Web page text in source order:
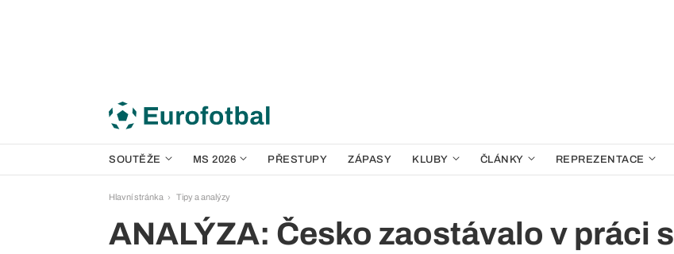
SOUTĚŽE MS 2026 PŘESTUPY ZÁPASY KLUBY ČLÁNKY REPREZENTACE
Hlavní stránka Tipy a analýzy
ANALÝZA: Česko zaostávalo v práci s